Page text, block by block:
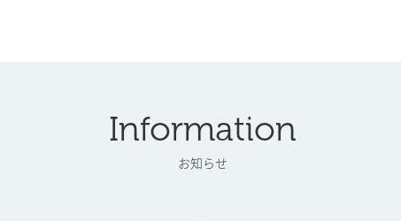
Information
お知らせ